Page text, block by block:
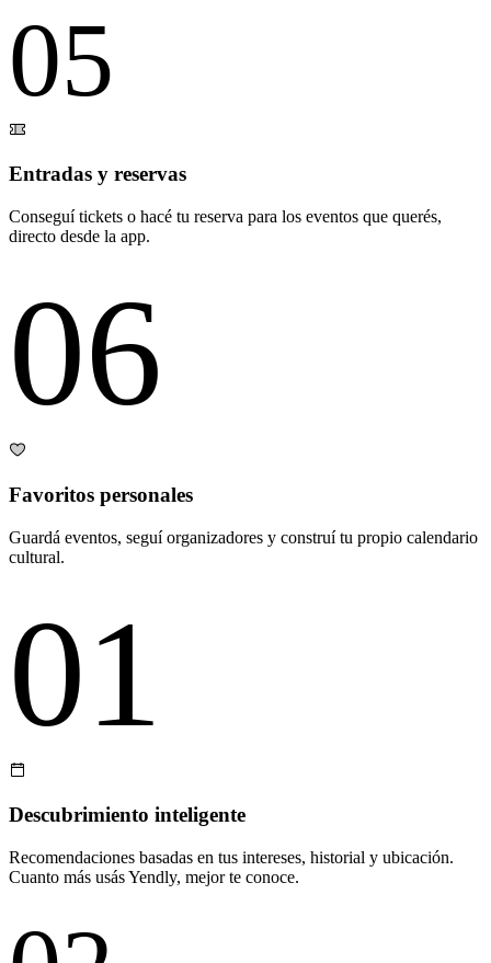
05
Entradas y reservas
Conseguí tickets o hacé tu reserva para los eventos que querés,
directo desde la app.
06
Favoritos personales
Guardá eventos, seguí organizadores y construí tu propio calendario
cultural.
01
Descubrimiento inteligente
Recomendaciones basadas en tus intereses, historial y ubicación.
Cuanto más usás Yendly, mejor te conoce.